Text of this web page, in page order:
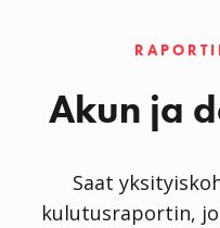
Akun ja
Saat
kulutusraportin,